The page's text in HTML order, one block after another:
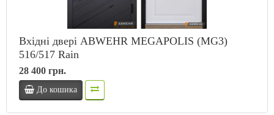
Вхідні двері ABWEHR MEGAPOLIS (MG3)
516/517 Rain
28 400 грн.
До кошика